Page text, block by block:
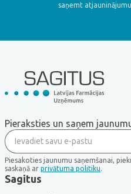
saņemt
Pieraksties un saņem
Piesakoties jaunumu saņemšanai,
saskaņā ar privātuma politiku.
Sagitus